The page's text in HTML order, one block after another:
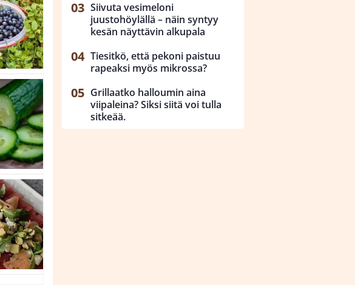
Siivuta vesimeloni
juustohöylällä – näin syntyy
kesän näyttävin alkupala
Tiesitkö, että pekoni paistuu
rapeaksi myös mikrossa?
Grillaatko halloumin aina
viipaleina? Siksi siitä voi tulla
sitkeää.